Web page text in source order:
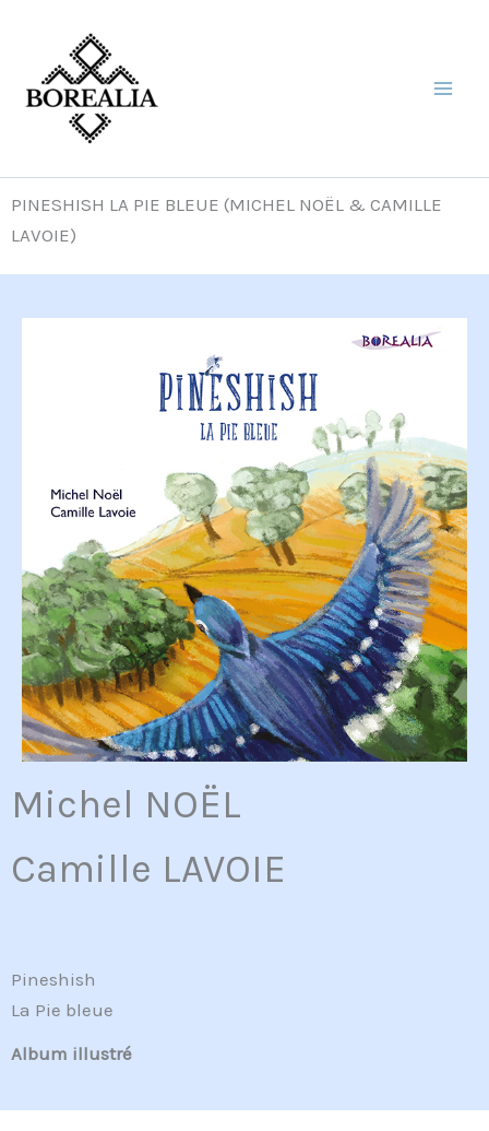
contenu
PINESHISH LA PIE BLEUE (MICHEL NOËL & CAMILLE
LAVOIE)
Michel NOËL
Camille LAVOIE
Pineshish
La Pie bleue
Album illustré